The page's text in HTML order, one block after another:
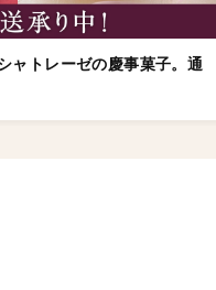
ャトレーゼの慶事菓子。通